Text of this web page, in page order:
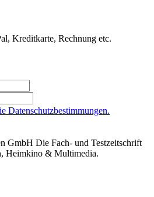
Datenschutzbestimmungen.
Die Fach- und Testzeitschrift
Heimkino & Multimedia.